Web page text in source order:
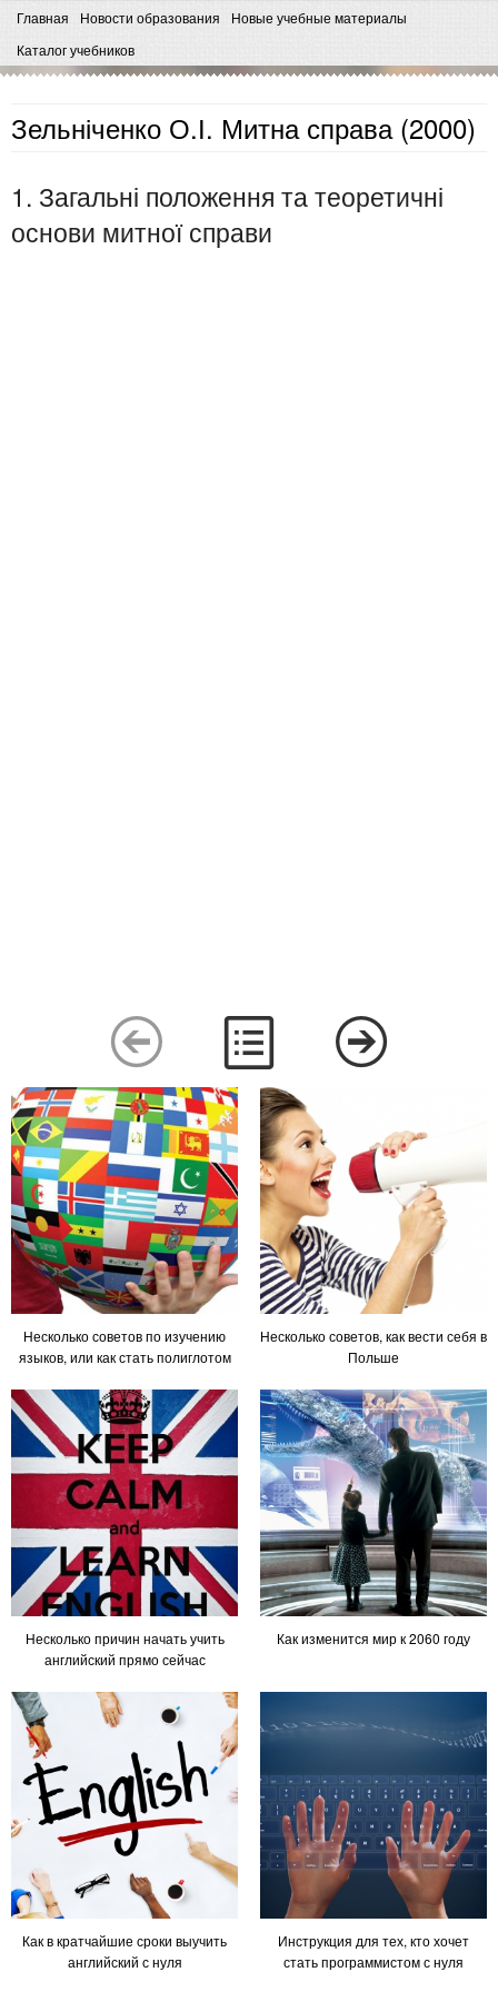
Главная Новости образования
Новые учебные материалы
Каталог учебников
Зельніченко О.І. Митна справа (2000)
1. Загальні положення та теоретичні
основи митної справи
Несколько советов по изучению
языков, или как стать полиглотом
Несколько советов, как вести себя в
Польше
Несколько причин начать учить
английский прямо сейчас
Как изменится мир к 2060 году
Как в кратчайшие сроки выучить
английский с нуля
Инструкция для тех, кто хочет
стать программистом с нуля